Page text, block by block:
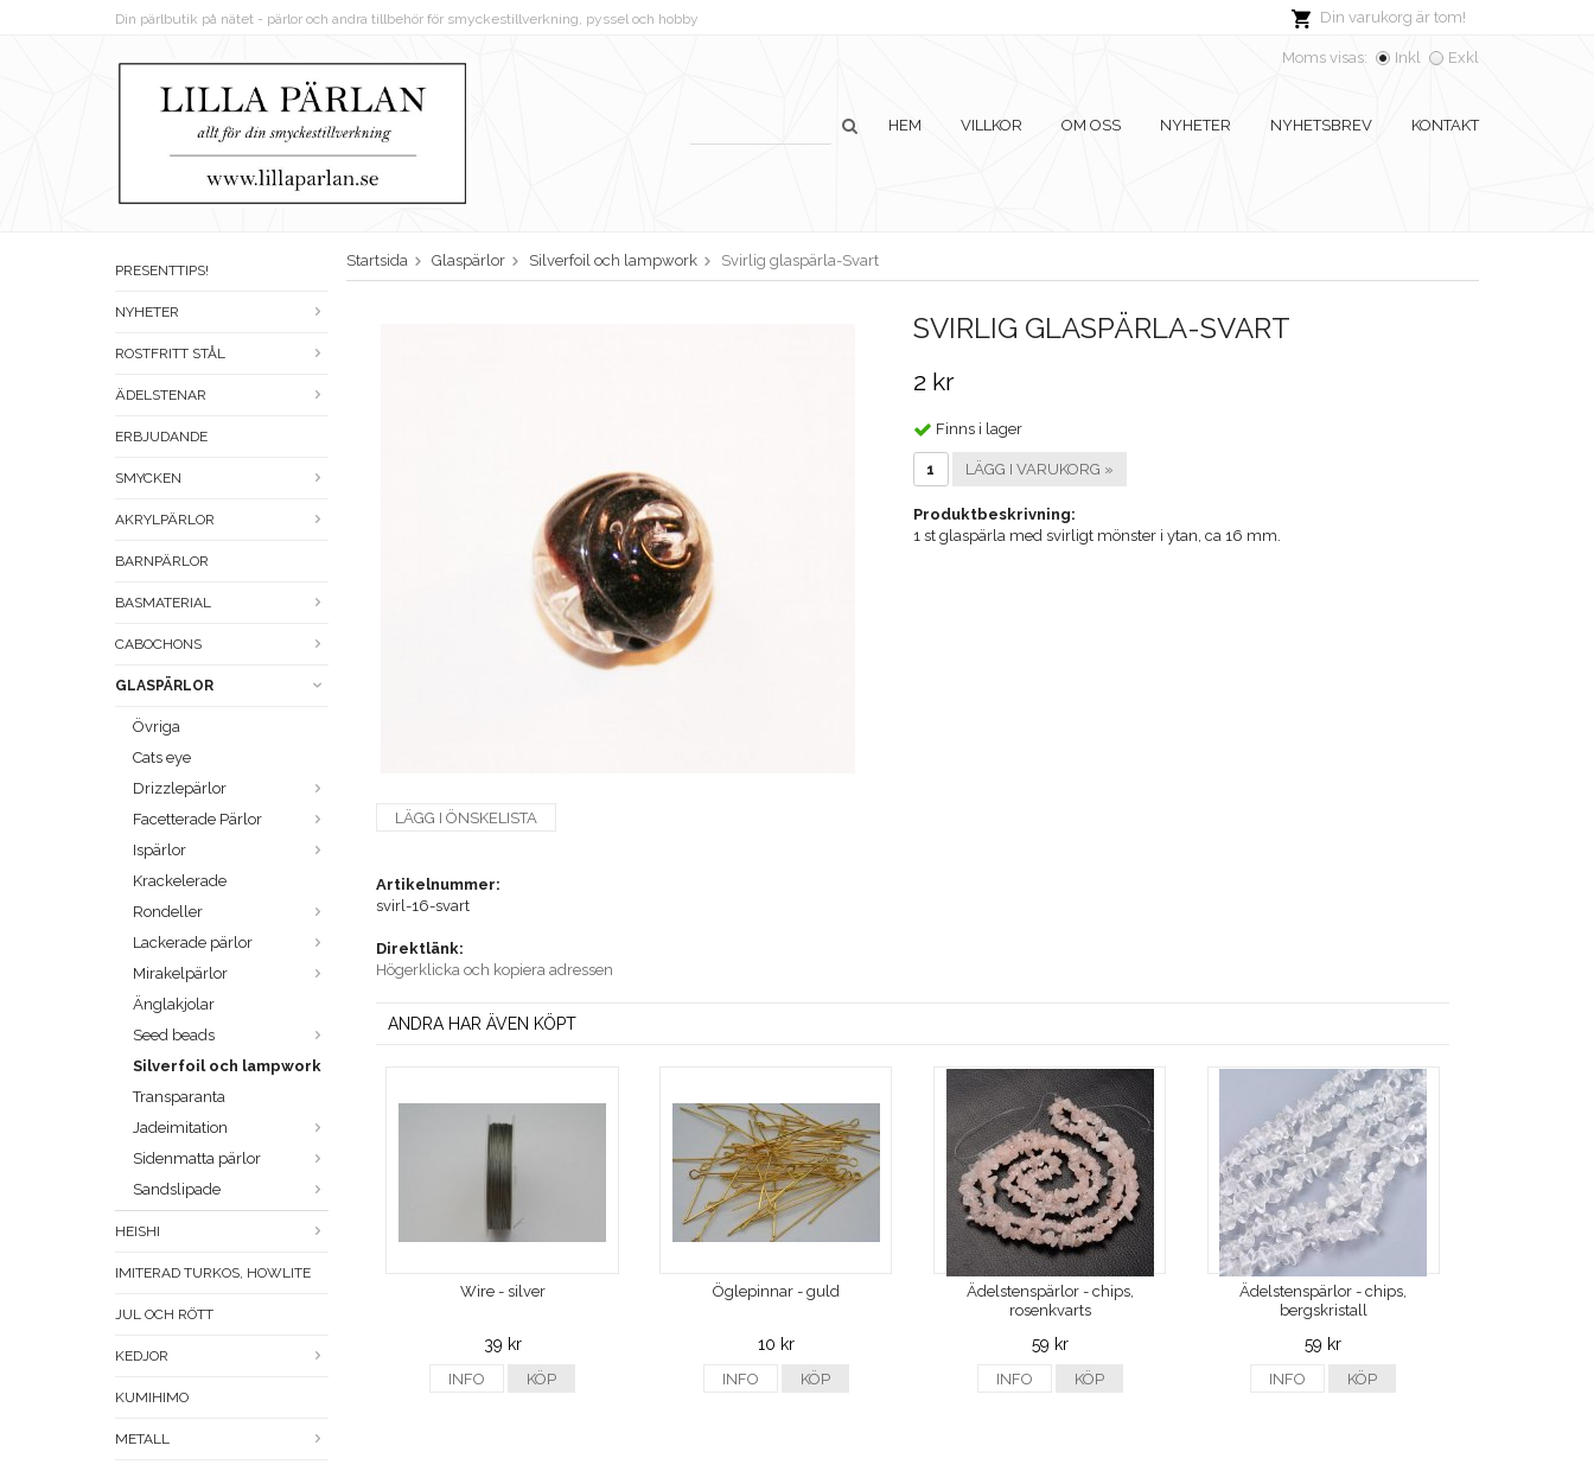
Din varukorg är tom!
Din pärlbutik på nätet - pärlor och andra tillbehör för smyckestillverkning, pyssel och hobby
Moms visas: Inkl Exkl
HEM VILLKOR OM OSS NYHETER NYHETSBREV KONTAKT
PRESENTTIPS!
NYHETER
ROSTFRITT STÅL
ÄDELSTENAR
ERBJUDANDE
SMYCKEN
AKRYLPÄRLOR
BARNPÄRLOR
BASMATERIAL
CABOCHONS
GLASPÄRLOR
Övriga
Cats eye
Drizzlepärlor
Facetterade Pärlor
Ispärlor
Krackelerade
Rondeller
Lackerade pärlor
Mirakelpärlor
Änglakjolar
Seed beads
Silverfoil och lampwork
Transparanta
Jadeimitation
Sidenmatta pärlor
Sandslipade
HEISHI
IMITERAD TURKOS, HOWLITE
JUL OCH RÖTT
KEDJOR
KUMIHIMO
METALL
Startsida Glaspärlor Silverfoil och lampwork Svirlig glaspärla-Svart
SVIRLIG GLASPÄRLA-SVART
2 kr
Finns i lager
LÄGG I VARUKORG »
Produktbeskrivning:
1 st glaspärla med svirligt mönster i ytan, ca 16 mm.
LÄGG I ÖNSKELISTA
Artikelnummer:
svirl-16-svart
Direktlänk:
Högerklicka och kopiera adressen
ANDRA HAR ÄVEN KÖPT
Wire - silver
39 kr
INFO KÖP
Öglepinnar - guld
10 kr
INFO KÖP
Ädelstenspärlor - chips,
rosenkvarts
59 kr
INFO KÖP
Ädelstenspärlor - chips,
bergskristall
59 kr
INFO KÖP